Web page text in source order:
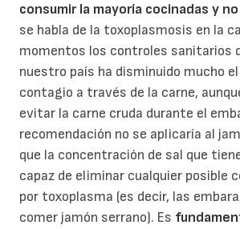
consumir la mayoría cocinadas y
se habla de la toxoplasmosis en la
momentos los controles sanitarios
nuestro país ha disminuido mucho
contagio a través de la carne,
evitar la carne cruda durante el
recomendación no se aplicaría al
que la concentración de sal que
capaz de eliminar cualquier posible
por toxoplasma (es decir, las
comer jamón serrano). Es